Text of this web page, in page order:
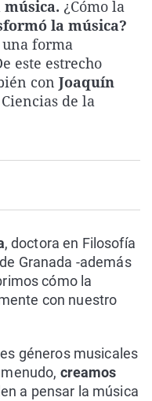
La rosa de los vientos
Gente viajera
Como el perro y el
Caso
Retornados
Equipo de
Operación Viuda
Extremadura
Galicia
La Rioja
Navarra
Virales
Televisión
Elecciones
¿Cómo la
la música?
forma
este estrecho
con Joaquín
de la
, doctora en Filosofía
Granada -además
cómo la
con nuestro
géneros musicales
creamos
a pensar la música